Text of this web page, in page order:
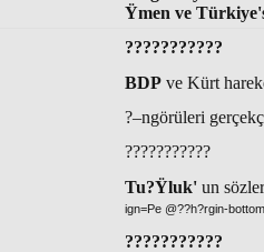
Ÿmen ve
???????????
BDP ve Kürt
?–ngörüleri
???????????
Tu?Ÿluk' un
ign=Pe @??h?rgin-
???????????